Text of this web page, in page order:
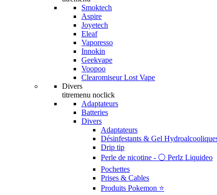
Smoktech
Aspire
Joyetech
Eleaf
Vaporesso
Innokin
Geekvape
Voopoo
Clearomiseur Lost Vape
Divers
titremenu noclick
Adaptateurs
Batteries
Divers
Adaptateurs
Désinfestants & Gel
Drip tip
Perle de nicotine - ⚪️ Perlz Liquideo
Pochettes
Prises & Cables
Produits Pokemon ⭐️